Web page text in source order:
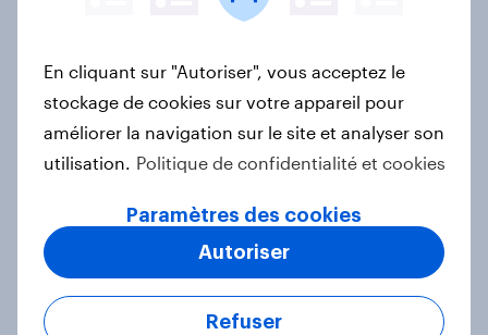
Le Live Shopping en France : encore
discret mais ultra-performant
Rapport
Furniture Trends in Belgium and the
Netherlands
Article
En cliquant sur "Autoriser", vous acceptez le
stockage de cookies sur votre appareil pour
améliorer la navigation sur le site et analyser son
utilisation. Politique de confidentialité et cookies
Paramètres des cookies
Refuser
Autoriser